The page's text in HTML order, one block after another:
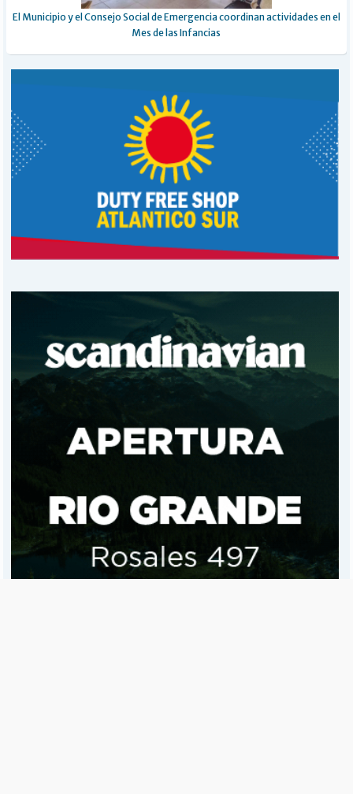
El Municipio y el Consejo Social de Emergencia coordinan actividades en el
Mes de las Infancias